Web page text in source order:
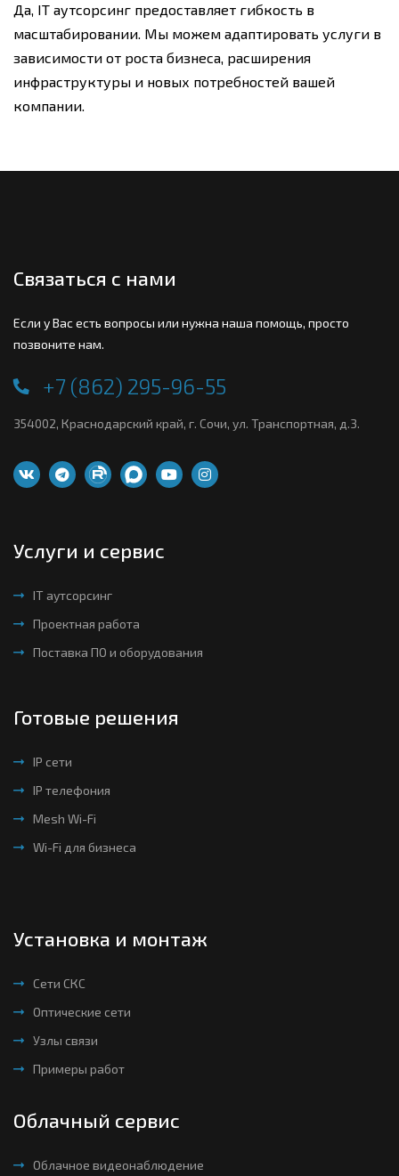
Да, IT аутсорсинг предоставляет гибкость в
масштабировании. Мы можем адаптировать услуги в
зависимости от роста бизнеса, расширения
инфраструктуры и новых потребностей вашей
компании.
Связаться с нами
Если у Вас есть вопросы или нужна наша помощь, просто
позвоните нам.
+7 (862) 295-96-55
354002, Краснодарский край, г. Сочи, ул. Транспортная, д.3.
Услуги и сервис
IT аутсорсинг
Проектная работа
Поставка ПО и оборудования
Готовые решения
IP сети
IP телефония
Mesh Wi-Fi
Wi-Fi для бизнеса
Установка и монтаж
Сети СКС
Оптические сети
Узлы связи
Примеры работ
Облачный сервис
Облачное видеонаблюдение